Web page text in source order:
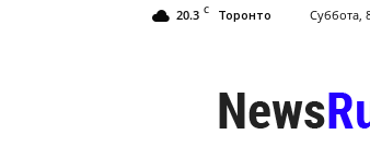
20.3 C Торонто Суббота,